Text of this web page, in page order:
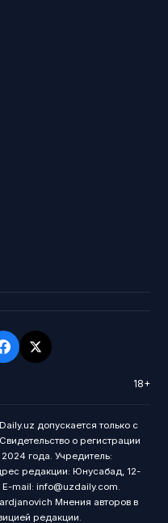
18+
допускается только с
о регистрации
года. Учредитель:
редакции: Юнусабад, 12-
E-mail: info@uzdaily.com.
Мнения авторов в
редакции.